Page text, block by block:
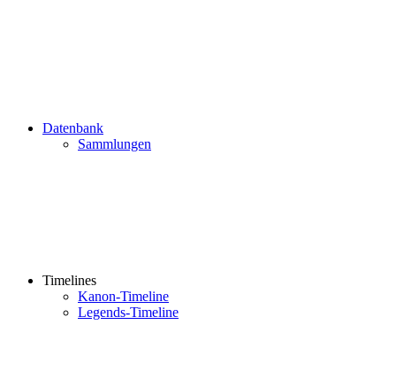
Datenbank
Sammlungen
Timelines
Kanon-Timeline
Legends-Timeline